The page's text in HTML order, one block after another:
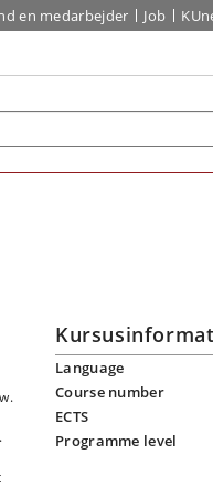
en medarbejder Job
Language
Course number
ECTS
Programme level